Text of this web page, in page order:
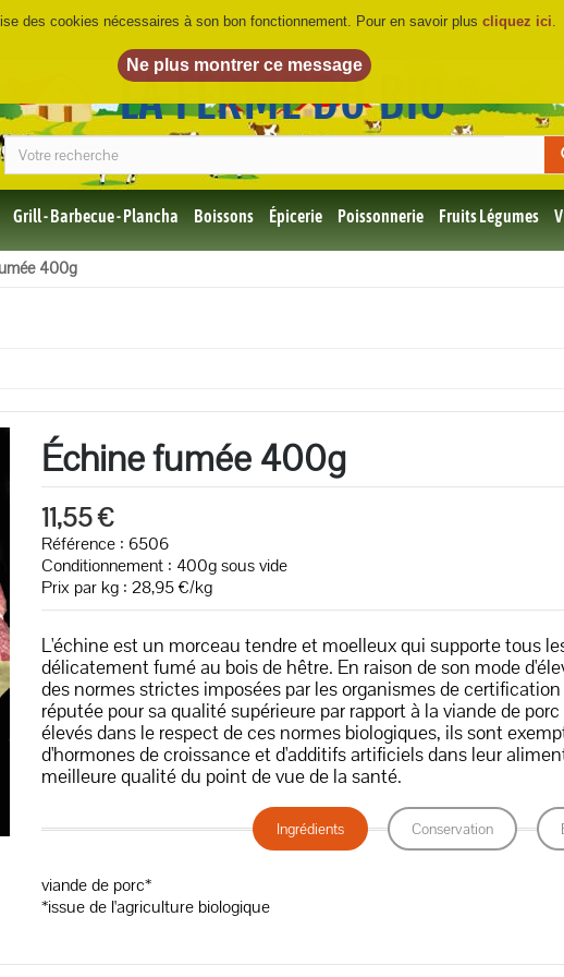
LA FERME DU BIO
Grill - Barbecue - Plancha Boissons Épicerie Poissonnerie Fruits Légumes
400g
Échine fumée 400g
11,55 €
Référence : 6506
Conditionnement : 400g sous vide
Prix par kg : 28,95 €/kg
L'échine est un morceau tendre et moelleux qui supporte tous
délicatement fumé au bois de hêtre. En raison de son mode
des normes strictes imposées par les organismes de
réputée pour sa qualité supérieure par rapport à la viande de
élevés dans le respect de ces normes biologiques, ils sont
d'hormones de croissance et d'additifs artificiels dans leur
meilleure qualité du point de vue de la santé.
Ingrédients Conservation
viande de porc*
*issue de l'agriculture biologique
des cookies nécessaires à son bon fonctionnement. Pour en savoir plus cliquez ici.